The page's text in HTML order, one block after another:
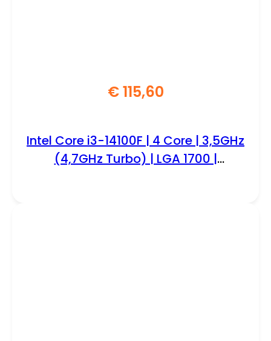
€115,60
Intel Core i3-14100F | 4 Core | 3,5GHz
(4,7GHz Turbo) | LGA 1700 |